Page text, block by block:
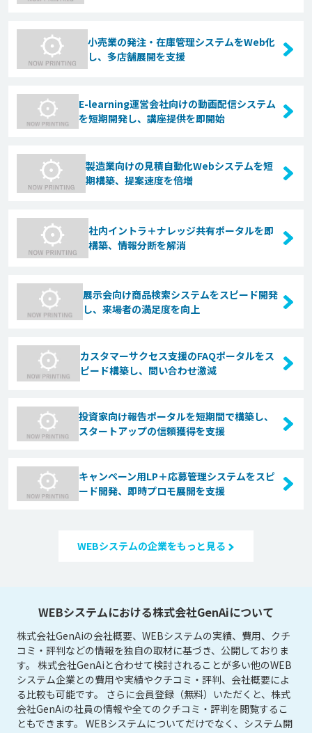
小売業の発注・在庫管理システムをWeb化
し、多店舗展開を支援
E-learning運営会社向けの動画配信システム
を短期開発し、講座提供を即開始
製造業向けの見積自動化Webシステムを短
期構築、提案速度を倍増
社内イントラ＋ナレッジ共有ポータルを即
構築、情報分断を解消
展示会向け商品検索システムをスピード開発
し、来場者の満足度を向上
カスタマーサクセス支援のFAQポータルをス
ピード構築し、問い合わせ激減
投資家向け報告ポータルを短期間で構築し、
スタートアップの信頼獲得を支援
キャンペーン用LP＋応募管理システムをスピ
ード開発、即時プロモ展開を支援
WEBシステムの企業をもっと見る
WEBシステムにおける株式会社GenAiについて
株式会社GenAiの会社概要、WEBシステムの実績、費用、クチ
コミ・評判などの情報を独自の取材に基づき、公開しておりま
す。 株式会社GenAiと合わせて検討されることが多い他のWEB
システム企業との費用や実績やクチコミ・評判、会社概要によ
る比較も可能です。 さらに会員登録（無料）いただくと、株式
会社GenAiの社員の情報や全てのクチコミ・評判を閲覧するこ
ともできます。 WEBシステムについてだけでなく、システム開